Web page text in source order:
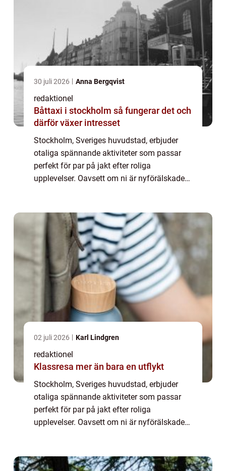
30 juli 2026 Anna Bergqvist
redaktionel
Båttaxi i stockholm så fungerar det och
därför växer intresset
Stockholm, Sveriges huvudstad, erbjuder
otaliga spännande aktiviteter som passar
perfekt för par på jakt efter roliga
upplevelser. Oavsett om ni är nyförälskade
02 juli 2026 Karl Lindgren
redaktionel
Klassresa mer än bara en utflykt
Stockholm, Sveriges huvudstad, erbjuder
otaliga spännande aktiviteter som passar
perfekt för par på jakt efter roliga
upplevelser. Oavsett om ni är nyförälskade